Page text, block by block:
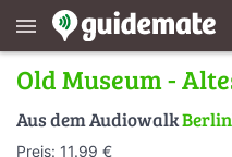
menu
Old Museum -
Aus dem Audiowalk
Preis: 11.99 €